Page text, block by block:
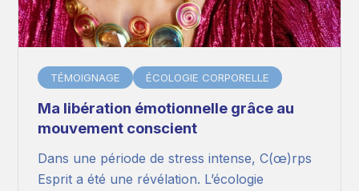
TÉMOIGNAGE ÉCOLOGIE CORPORELLE
Ma libération émotionnelle grâce au
mouvement conscient
Dans une période de stress intense, C(œ)rps
Esprit a été une révélation. L’écologie